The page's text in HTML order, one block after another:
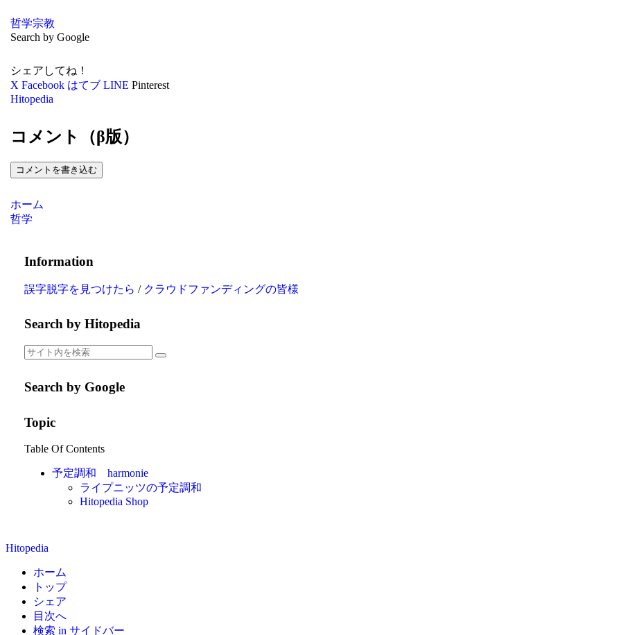
哲学宗教
Search by Google
シェアしてね！
X Facebook はてブ LINE Pinterest
Hitopedia
コメント（β版）
コメントを書き込む
ホーム
哲学
Information
誤字脱字を見つけたら / クラウドファンディングの皆様
Search by Hitopedia
Search by Google
Topic
Table Of Contents
予定調和 harmonie
ライプニッツの予定調和
Hitopedia Shop
Hitopedia
ホーム
トップ
シェア
目次へ
検索 in サイドバー